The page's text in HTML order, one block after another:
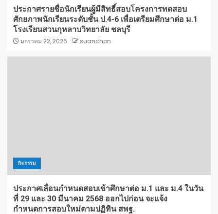
ประกาศรายชื่อนักเรียนผู้มีสิทธิ์สอบโครงการทดสอบ
ศักยภาพนักเรียนระดับชั้น ป.4-6 เพื่อเตรียมศึกษาต่อ ม.1
โรงเรียนสวนกุหลาบวิทยาลัย ชลบุรี
มกราคม 22, 2026 suanchon
กิจกรรม
ประกาศเลื่อนกำหนดสอบเข้าศึกษาต่อ ม.1 และ ม.4 ในวัน
ที่ 29 และ 30 มีนาคม 2568 ออกไปก่อน จะแจ้ง
กำหนดการสอบใหม่ตามปฏิทิน สพฐ.